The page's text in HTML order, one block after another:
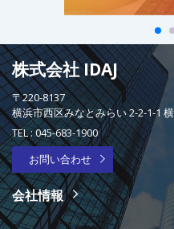
株式会社 IDAJ
〒220-8137
横浜市西区みなとみらい 2-2-1-1
TEL :045-683-1900
お問い合わせ
会社情報